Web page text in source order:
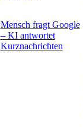
Mensch fragt Google
– KI antwortet
Kurznachrichten